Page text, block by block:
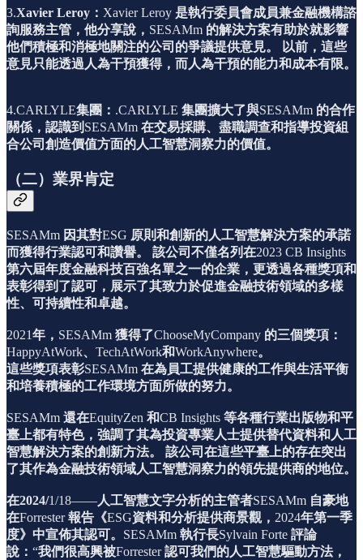
3.Xavier Leroy： Xavier Leroy 是執行委員會成員兼金融機構諮
詢服務主管，他分享說， SESAMm 的解決方案有助於就影響
他們積極和消極地關注的公司的爭議提供意見。
以前，這些
意見只能透過人為干預獲得，而人為干預的能力和成本有限。
4.CARLYLE集團： .CARLYLE 集團擴大了與SESAMm 的合作
關係，認識到 SESAMm 在交易採購、盡職調查和指導投資組
合公司創造價值方面的人工智慧洞察力的價值。
（二）業界肯定
SESAMm 因其對ESG 原則和創新的人工智慧解決方案的承諾
而獲得行業認可和讚譽。
該公司不僅名列在2023 CB Insights
第六屆年度金融科技百強名單之一的企業，更透過各種獎項和
表彰得到了認可，展示了其致力於促進金融技術領域的多樣
性、可持續性和卓越。
2021年， SESAMm 獲得了ChooseMyCompany 的三個獎項：
HappyAtWork、 TechAtWork和WorkAnywhere。
這些獎項表彰SESAMm 在為員工提供健康的工作與生活平衡
和培養積極的工作環境方面所做的努力。
SESAMm 還在EquityZen 和CB Insights 等各種行業出版物和平
臺上都有特色，強調了其為投資專業人士提供替代資料和人工
智慧解決方案的創新方法。
該公司在這些平臺上的存在突出
了其作為金融技術領域人工智慧洞察力的領先提供商的地位。
在2024/1/18——人工智慧文字分析的主管者SESAMm 自豪地
在Forrester報告《ESG資料和分析提供商景觀， 2024年第一季
度》中宣佈其認可。 SESAMm 執行長Sylvain Forte 評論
說： “我們很高興被Forrester認可我們的人工智慧驅動方法，